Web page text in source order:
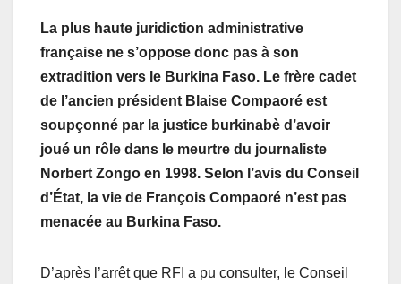
La plus haute juridiction administrative
française ne s’oppose donc pas à son
extradition vers le Burkina Faso. Le frère cadet
de l’ancien président Blaise Compaoré est
soupçonné par la justice burkinabè d’avoir
joué un rôle dans le meurtre du journaliste
Norbert Zongo en 1998. Selon l’avis du Conseil
d’État, la vie de François Compaoré n’est pas
menacée au Burkina Faso.
D’après l’arrêt que RFI a pu consulter, le Conseil